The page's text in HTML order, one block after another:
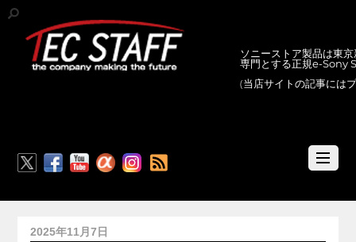
ソニーストア製品は東
専門とする正規e-Sony
(当店サイトの記事には
2025年11月7日